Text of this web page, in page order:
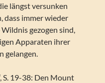
längst versunken
dass immer wieder
gezogen sind,
Apparaten ihrer
gelangen.
S. 19-38: Den Mount